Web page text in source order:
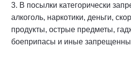
3. В посылки категорически
алкоголь, наркотики, деньги,
продукты, острые предметы,
боеприпасы и иные